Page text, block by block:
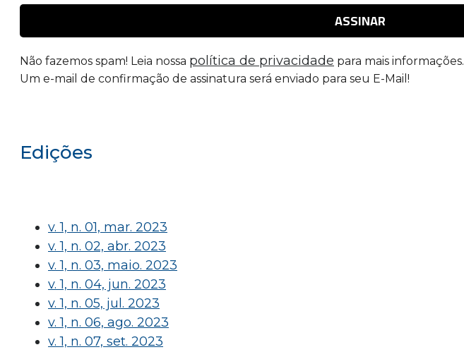
Não fazemos spam! Leia nossa política de privacidade para mais informações.
Um e-mail de confirmação de assinatura será enviado para seu E-Mail!
Edições
v. 1, n. 01, mar. 2023
v. 1, n. 02, abr. 2023
v. 1, n. 03, maio. 2023
v. 1, n. 04, jun. 2023
v. 1, n. 05, jul. 2023
v. 1, n. 06, ago. 2023
v. 1, n. 07, set. 2023